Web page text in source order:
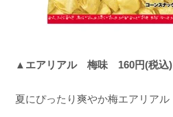
▲エアリアル 梅味 160円(税込)
夏にぴったり爽やか梅エアリアル